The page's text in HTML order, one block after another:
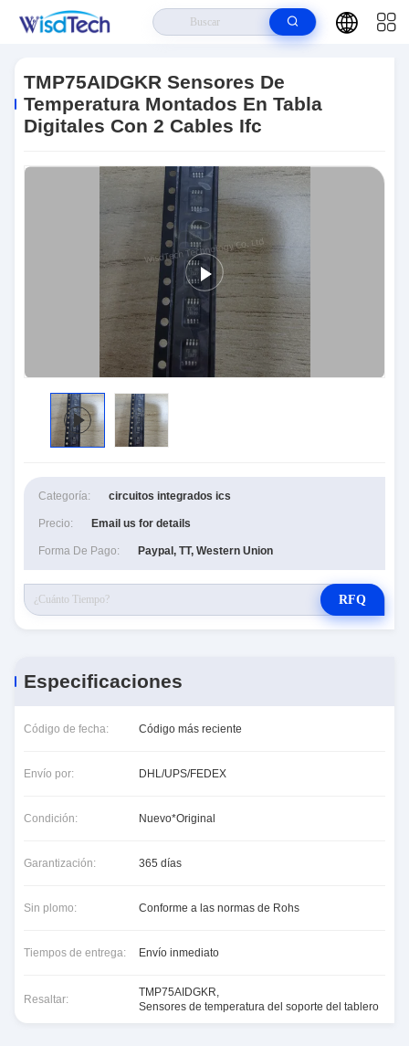
Sensores De Temperatura Montados En Tabla Digitales Con 2 Cables Ifc
TMP75AIDGKR Sensores De
Temperatura Montados En Tabla
Digitales Con 2 Cables Ifc
Categoría: circuitos integrados ics
Precio: Email us for details
Forma De Pago: Paypal, TT, Western Union
RFQ
Especificaciones
Código de fecha: Código más reciente
Envío por: DHL/UPS/FEDEX
Condición: Nuevo*Original
Garantización: 365 días
Sin plomo: Conforme a las normas de Rohs
Tiempos de entrega: Envío inmediato
Resaltar:
TMP75AIDGKR,
Sensores de temperatura del soporte del tablero